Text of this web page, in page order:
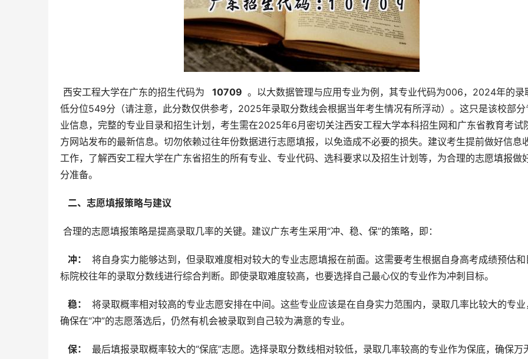
西安工程大学在广东的招生代码为
  10709
。以大数据管理与应用专业为例，其专业代码为006，2024年的录
低分位549分（请注意，此分数仅供参考，2025年录取分数线会根据当年考生情况有所浮动）。这只是该校部分
业信息，完整的专业目录和招生计划，考生需在2025年6月密切关注西安工程大学本科招生网和广东省教育考试
方网站发布的最新信息。切勿依赖过往年份数据进行志愿填报，以免造成不必要的损失。建议考生提前做好信息
工作，了解西安工程大学在广东省招生的所有专业、专业代码、选科要求以及招生计划等，为合理的志愿填报做
分准备。
  二、志愿填报策略与建议
合理的志愿填报策略是提高录取几率的关键。建议广东考生采用“冲、稳、保”的策略，即：
  冲：
将自身实力能够达到，但录取难度相对较大的专业志愿填报在前面。这需要考生根据自身高考成绩预估和
标院校往年的录取分数线进行综合判断。即使录取难度较高，也要选择自己最心仪的专业作为冲刺目标。
  稳：
将录取概率相对较高的专业志愿安排在中间。这些专业应该是在自身实力范围内，录取几率比较大的专业
确保在“冲”的志愿落选后，仍然有机会被录取到自己较为满意的专业。
  保：
最后填报录取概率较大的“保底”志愿。选择录取分数线相对较低，录取几率较高的专业作为保底，确保万